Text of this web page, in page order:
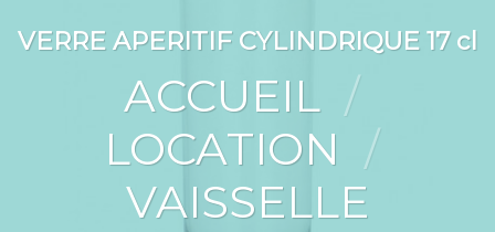
VERRE APERITIF CYLINDRIQUE 17 cl
ACCUEIL /
LOCATION /
VAISSELLE